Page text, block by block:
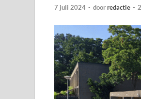
7 juli 2024 - doorredactie -